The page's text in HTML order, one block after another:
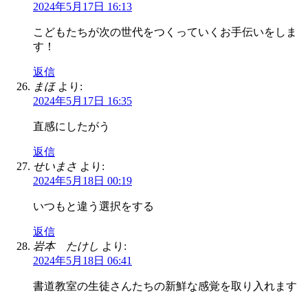
2024年5月17日 16:13
こどもたちが次の世代をつくっていくお手伝いをしま
す！
返信
まほ より:
2024年5月17日 16:35
直感にしたがう
返信
せいまさ より:
2024年5月18日 00:19
いつもと違う選択をする
返信
岩本 たけし より:
2024年5月18日 06:41
書道教室の生徒さんたちの新鮮な感覚を取り入れます